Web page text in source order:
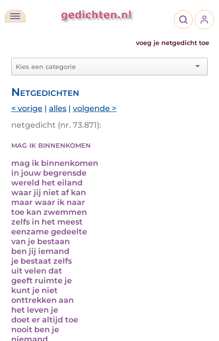
voeg je netgedicht toe
Netgedichten
< vorige | alles | volgende >
netgedicht (nr. 73.871):
mag ik binnenkomen
mag ik binnenkomen
in jouw begrensde
wereld het eiland
waar jij niet af kan
maar waar ik naar
toe kan zwemmen
zelfs in het meest
eenzame gedeelte
van je bestaan
ben jij iemand
je bestaat zelfs
uit velen dat
geeft ruimte je
kunt je niet
onttrekken aan
het leven je
doet er altijd toe
nooit ben je